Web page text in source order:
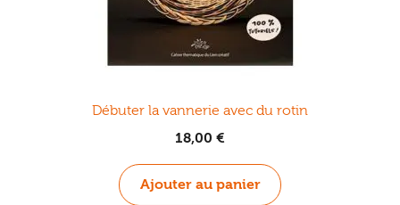
Débuter la vannerie avec du rotin
18,00 €
Ajouter au panier